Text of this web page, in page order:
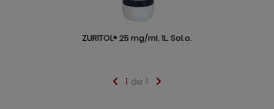
ZURITOL® 25 mg/ml. 1L. Sol.o.
1 de 1